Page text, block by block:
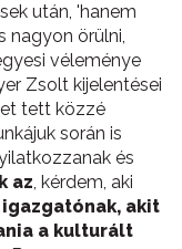
után, 'hanem
nagyon örülni,
véleménye
Zsolt kijelentései
tett közzé
során is
és
az, kérdem, aki
akit
a kulturált